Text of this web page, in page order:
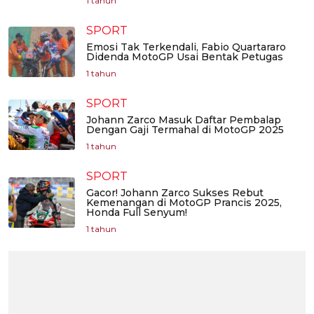
SPORT
Emosi Tak Terkendali, Fabio Quartararo
Didenda MotoGP Usai Bentak Petugas
1 tahun
SPORT
Johann Zarco Masuk Daftar Pembalap
Dengan Gaji Termahal di MotoGP 2025
1 tahun
SPORT
Gacor! Johann Zarco Sukses Rebut
Kemenangan di MotoGP Prancis 2025,
Honda Full Senyum!
1 tahun